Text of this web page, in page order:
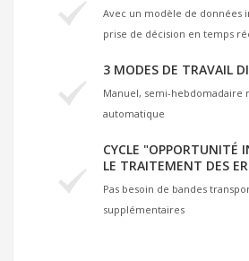
Avec un modèle de données
prise de décision en temps
3 MODES DE TRAVAIL
Manuel, semi-hebdomadaire
automatique
CYCLE "OPPORTUNITÉ
LE TRAITEMENT DES
Pas besoin de bandes
supplémentaires